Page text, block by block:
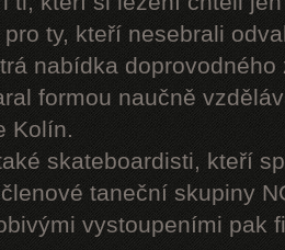
ty, kteří nesebrali
nabídka
formou naučně
Kolín.
skateboardisti, kteří
taneční skupiny
vystoupeními pak